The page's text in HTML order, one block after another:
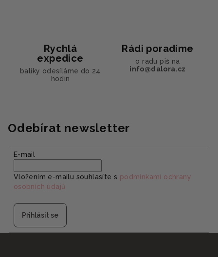
Rychlá
expedice
balíky odesíláme do 24
hodin
Rádi poradíme
o radu piš na
info@dalora.cz
Odebírat newsletter
E-mail
Vložením e-mailu souhlasíte s podmínkami ochrany
osobních údajů
Přihlásit se